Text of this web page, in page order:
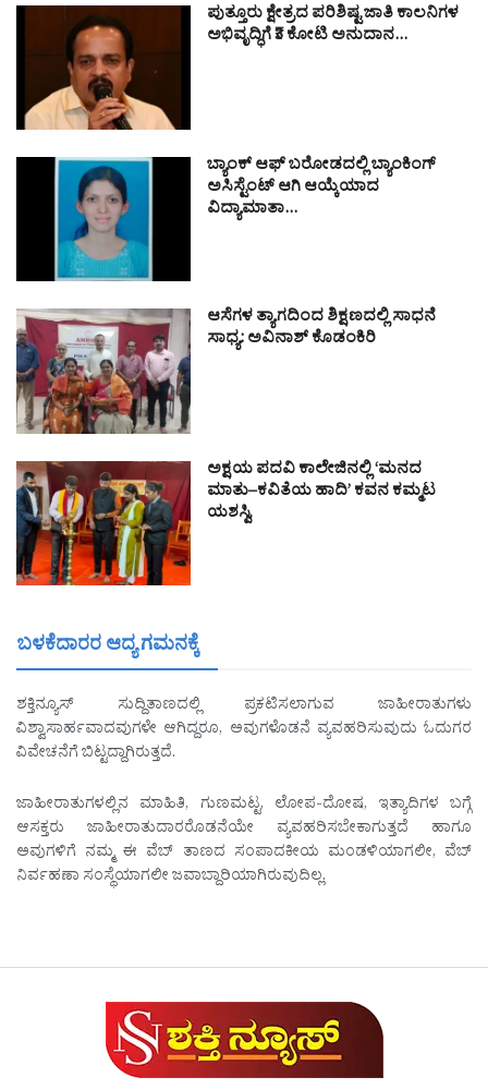
ಪುತ್ತೂರು ಕ್ಷೇತ್ರದ ಪರಿಶಿಷ್ಟ ಜಾತಿ ಕಾಲನಿಗಳ
ಅಭಿವೃದ್ಧಿಗೆ ₹3 ಕೋಟಿ ಅನುದಾನ…
ಬ್ಯಾಂಕ್ ಆಫ್ ಬರೋಡದಲ್ಲಿ ಬ್ಯಾಂಕಿಂಗ್
ಅಸಿಸ್ಟೆಂಟ್ ಆಗಿ ಆಯ್ಕೆಯಾದ
ವಿದ್ಯಾಮಾತಾ…
ಆಸೆಗಳ ತ್ಯಾಗದಿಂದ ಶಿಕ್ಷಣದಲ್ಲಿ ಸಾಧನೆ
ಸಾಧ್ಯ: ಅವಿನಾಶ್ ಕೊಡಂಕಿರಿ
ಅಕ್ಷಯ ಪದವಿ ಕಾಲೇಜಿನಲ್ಲಿ ‘ಮನದ
ಮಾತು–ಕವಿತೆಯ ಹಾದಿ’ ಕವನ ಕಮ್ಮಟ
ಯಶಸ್ವಿ
ಬಳಕೆದಾರರ ಆದ್ಯ ಗಮನಕ್ಕೆ
ಶಕ್ತಿನ್ಯೂಸ್ ಸುದ್ದಿತಾಣದಲ್ಲಿ ಪ್ರಕಟಿಸಲಾಗುವ ಜಾಹೀರಾತುಗಳು
ವಿಶ್ವಾಸಾರ್ಹವಾದವುಗಳೇ ಆಗಿದ್ದರೂ, ಅವುಗಳೊಡನೆ ವ್ಯವಹರಿಸುವುದು ಓದುಗರ
ವಿವೇಚನೆಗೆ ಬಿಟ್ಟದ್ದಾಗಿರುತ್ತದೆ.
ಜಾಹೀರಾತುಗಳಲ್ಲಿನ ಮಾಹಿತಿ, ಗುಣಮಟ್ಟ, ಲೋಪ-ದೋಷ, ಇತ್ಯಾದಿಗಳ ಬಗ್ಗೆ
ಆಸಕ್ತರು ಜಾಹೀರಾತುದಾರರೊಡನೆಯೇ ವ್ಯವಹರಿಸಬೇಕಾಗುತ್ತದೆ ಹಾಗೂ
ಅವುಗಳಿಗೆ ನಮ್ಮ ಈ ವೆಬ್ ತಾಣದ ಸಂಪಾದಕೀಯ ಮಂಡಳಿಯಾಗಲೀ, ವೆಬ್
ನಿರ್ವಹಣಾ ಸಂಸ್ಥೆಯಾಗಲೀ ಜವಾಬ್ದಾರಿಯಾಗಿರುವುದಿಲ್ಲ.